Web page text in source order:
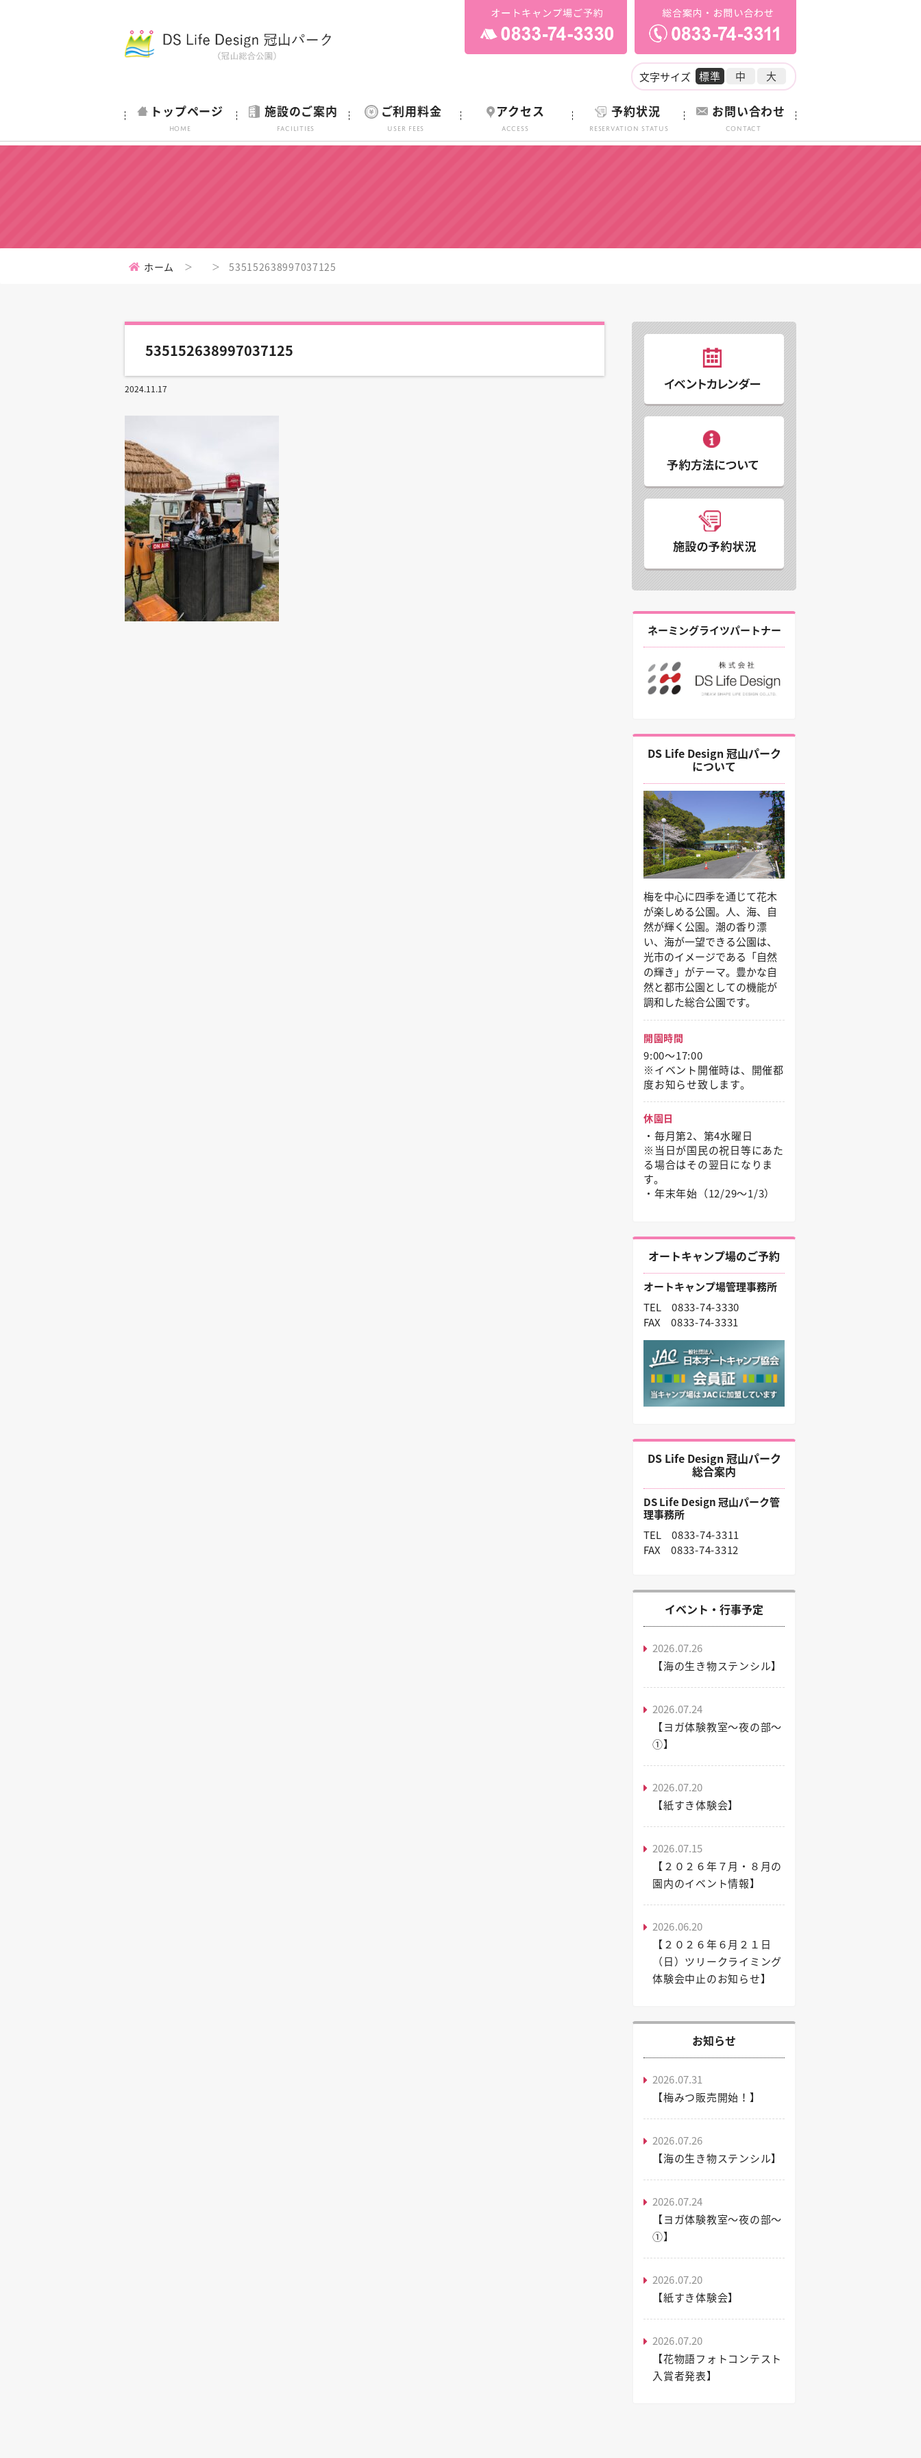
文字サイズ 標準 中 大
トップページ
HOME
施設のご案内
Facilities
ご利用料金
User Fees
アクセス
ACCESS
予約状況
Reservation Status
お問い合わせ
Contact
ホーム 535152638997037125
535152638997037125
2024.11.17
ネーミングライツパートナー
DS Life Design 冠山パーク
について
梅を中心に四季を通じて花木
が楽しめる公園。人、海、自
然が輝く公園。潮の香り漂
い、海が一望できる公園は、
光市のイメージである「自然
の輝き」がテーマ。豊かな自
然と都市公園としての機能が
調和した総合公園です。
開園時間
9:00～17:00
※イベント開催時は、開催都
度お知らせ致します。
休園日
・毎月第2、第4水曜日
※当日が国民の祝日等にあた
る場合はその翌日になりま
す。
・年末年始（12/29〜1/3）
オートキャンプ場のご予約
オートキャンプ場管理事務所
TEL 0833-74-3330
FAX 0833-74-3331
DS Life Design 冠山パーク
総合案内
DS Life Design 冠山パーク管
理事務所
TEL 0833-74-3311
FAX 0833-74-3312
イベント・行事予定
2026.07.26
【海の生き物ステンシル】
2026.07.24
【ヨガ体験教室～夜の部～
①】
2026.07.20
【紙すき体験会】
2026.07.15
【２０２６年７月・８月の
園内のイベント情報】
2026.06.20
【２０２６年６月２１日
（日）ツリークライミング
体験会中止のお知らせ】
お知らせ
2026.07.31
【梅みつ販売開始！】
2026.07.26
【海の生き物ステンシル】
2026.07.24
【ヨガ体験教室～夜の部～
①】
2026.07.20
【紙すき体験会】
2026.07.20
【花物語フォトコンテスト
入賞者発表】